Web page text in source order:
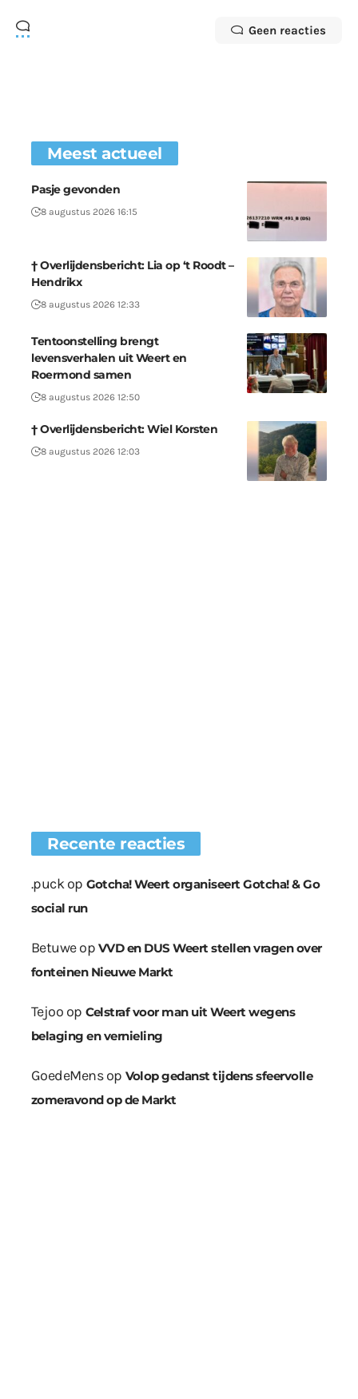
Geen reacties
Meest actueel
Pasje gevonden
8 augustus 2026 16:15
† Overlijdensbericht: Lia op ‘t Roodt –
Hendrikx
8 augustus 2026 12:33
Tentoonstelling brengt
levensverhalen uit Weert en
Roermond samen
8 augustus 2026 12:50
† Overlijdensbericht: Wiel Korsten
8 augustus 2026 12:03
Recente reacties
.puckop Gotcha! Weert organiseert Gotcha! & Go
social run
Betuweop VVD en DUS Weert stellen vragen over
fonteinen Nieuwe Markt
Tejoo op Celstraf voor man uit Weert wegens
belaging en vernieling
GoedeMensop Volop gedanst tijdens sfeervolle
zomeravond op de Markt